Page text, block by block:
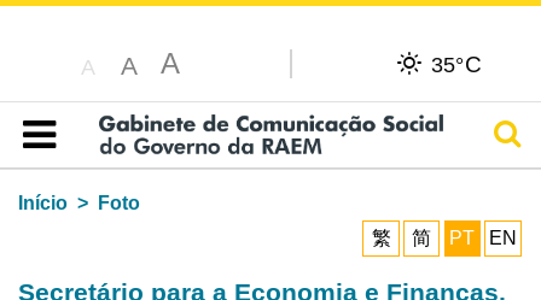
A A A 35°C
Índice
Início
Foto
繁
简 PT EN
Secretário para a Economia e Finanças,